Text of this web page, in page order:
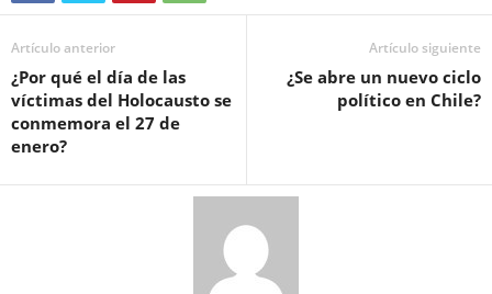
Artículo anterior
¿Por qué el día de las
víctimas del Holocausto se
conmemora el 27 de
enero?
Artículo siguiente
¿Se abre un nuevo ciclo
político en Chile?